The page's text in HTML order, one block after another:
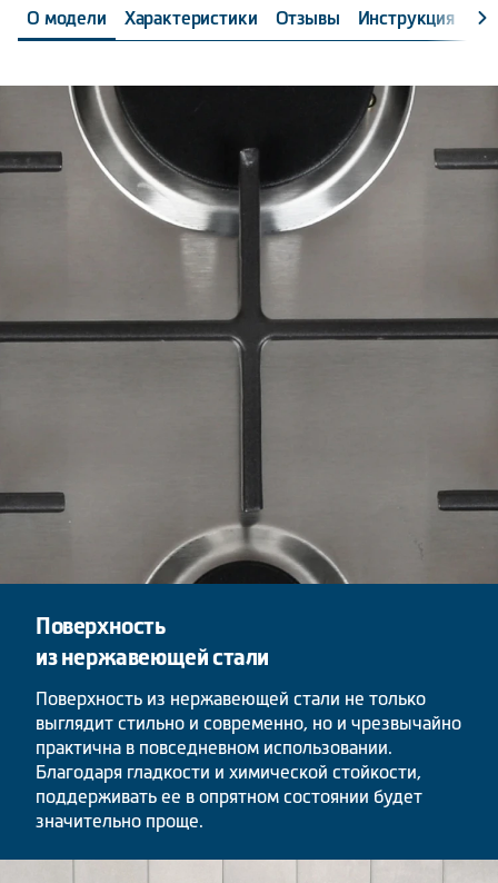
О модели Характеристики Отзывы Инструкция
Поверхность
из нержавеющей стали
Поверхность из нержавеющей стали не только
выглядит стильно и современно, но и чрезвычайно
практична в повседневном использовании.
Благодаря гладкости и химической стойкости,
поддерживать ее в опрятном состоянии будет
значительно проще.